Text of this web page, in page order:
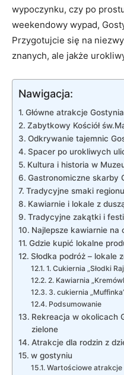
wypoczynku, czy po
weekendowy wypad,
Przygotujcie się‍ na
znanych, ale jakże
Nawigacja:
Główne atrakcje‍
Zabytkowy Kościół
Odkrywanie tajemnic
Spacer po urokliwych
Kultura i historia w
Gastronomiczne skarby⁢
Tradycyjne ⁣smaki regionu
Kawiarnie i lokale‌ z
Tradycyjne ⁤zakątki i
Najlepsze kawiarnie na
Gdzie⁢ kupić lokalne
Słodka podróż – lokale‌
1.‌ Cukiernia „Słodki
2. Kawiarnia
3. cukiernia
Podsumowanie
Rekreacja w okolicach
⁤zielone
Atrakcje dla rodzin‌ z‍
w gostyniu
Wartościowe atrakcje